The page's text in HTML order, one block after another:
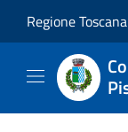
Regione Toscana